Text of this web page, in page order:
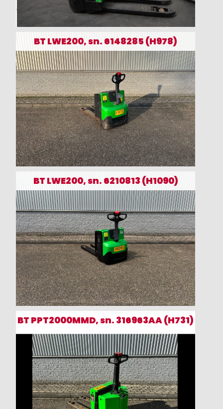
BT LWE200, sn. 6148285 (H978)
BT LWE200, sn. 6210813 (H1090)
BT PPT2000MMD, sn. 316963AA (H731)